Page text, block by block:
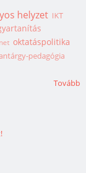
helyzet IKT
oktatáspolitika
pedagógia
Tovább